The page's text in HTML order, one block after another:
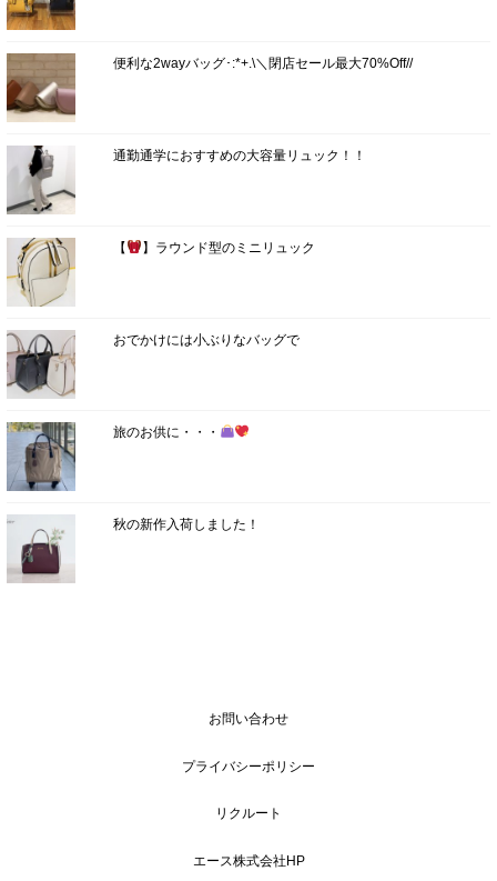
便利な2wayバッグ･:*+.\＼閉店セール最大70%Off//
通勤通学におすすめの大容量リュック！！
【 】ラウンド型のミニリュック
おでかけには小ぶりなバッグで
旅のお供に・・・
秋の新作入荷しました！
お問い合わせ
プライバシーポリシー
リクルート
エース株式会社HP